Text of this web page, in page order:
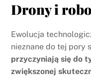
Drony i
Ewolucja
nieznane do tej pory
przyczyniają się do
zwiększonej